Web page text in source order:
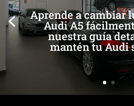
Aprende a cambiar
Audi A5
nuestra guía
mantén tu Audi